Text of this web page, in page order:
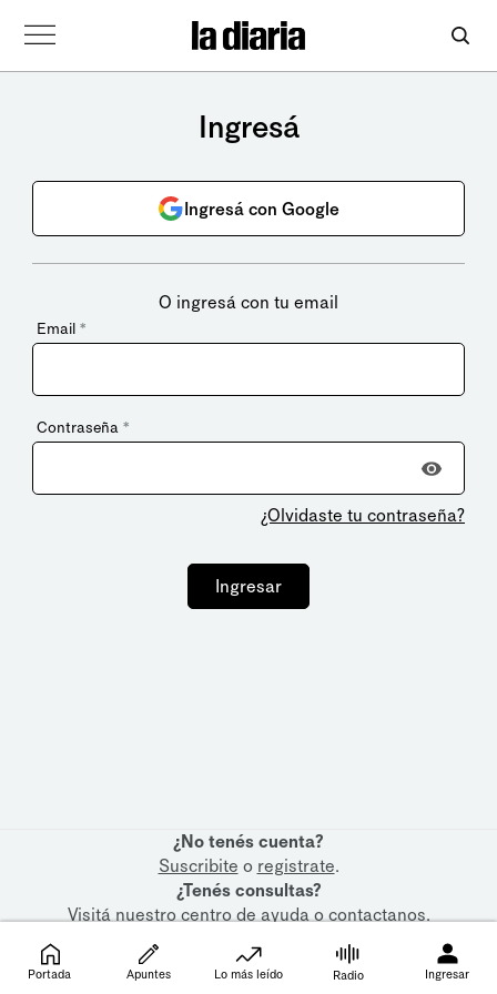
Ingresá
Ingresá con Google
O ingresá con tu email
Email *
Contraseña *
¿Olvidaste tu contraseña?
Ingresar
¿No tenés cuenta?
Suscribite o registrate.
¿Tenés consultas?
Visitá nuestrocentro de ayudaocontactanos.
Portada Apuntes Lo más leído Radio Ingresar